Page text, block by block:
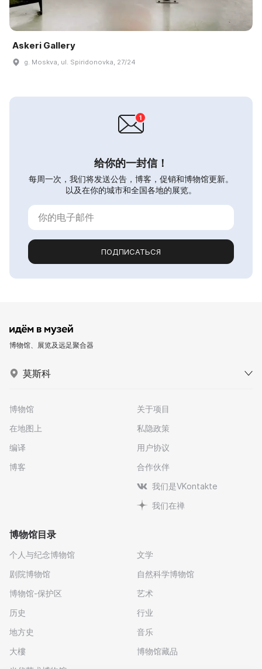
Askeri Gallery
g. Moskva, ul. Spiridonovka, 27/24
给你的一封信！
每周一次，我们将发送公告，博客，促销和博物馆更新。
以及在你的城市和全国各地的展览。
ПОДПИСАТЬСЯ
博物馆、展览及远足聚合器
莫斯科
博物馆
在地图上
编译
博客
关于项目
私隐政策
用户协议
合作伙伴
我们是VKontakte
我们在禅
博物馆目录
个人与纪念博物馆
剧院博物馆
博物馆-保护区
历史
地方史
大樓
文学
自然科学博物馆
艺术
行业
音乐
博物馆藏品